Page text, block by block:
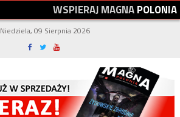
WSPIERAJMAGNAPOLONIA
Niedziela, 09 Sierpnia 2026